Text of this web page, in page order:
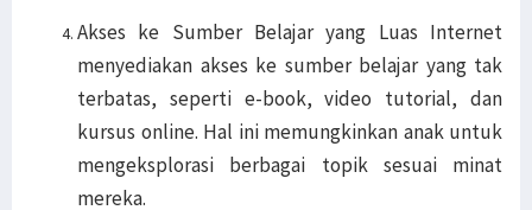
Akses ke Sumber Belajar yang Luas Internet
menyediakan akses ke sumber belajar yang tak
terbatas, seperti e-book, video tutorial, dan
kursus online. Hal ini memungkinkan anak untuk
mengeksplorasi berbagai topik sesuai minat
mereka.